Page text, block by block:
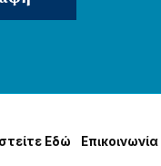
Εδώ Επɩκοɩνωνία